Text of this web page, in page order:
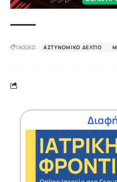
TAGGED: ΑΣΤΥΝΟΜΙΚΌ ΔΕΛΤΊΟ